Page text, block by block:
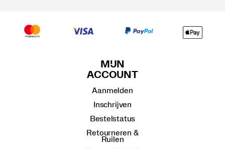
MIJN
ACCOUNT
Aanmelden
Inschrijven
Bestelstatus
Retourneren &
Ruilen